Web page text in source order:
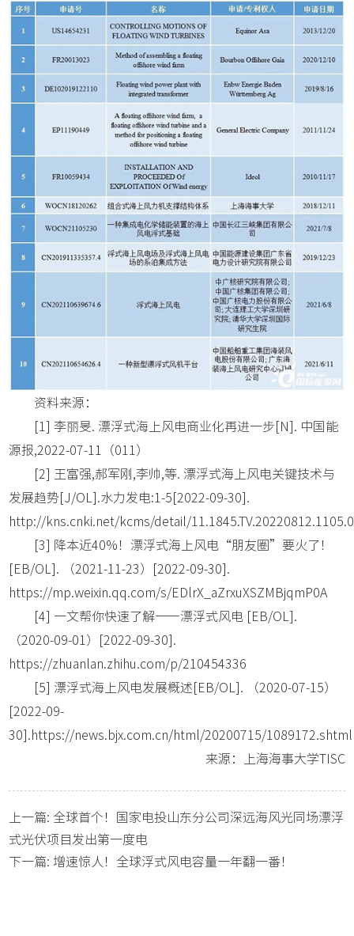
资料来源：
[1] 李丽旻. 漂浮式海上风电商业化再进一步[N]. 中国能
源报,2022-07-11（011）
[2] 王富强,郝军刚,李帅,等. 漂浮式海上风电关键技术与
发展趋势[J/OL].水力发电:1-5[2022-09-30].
http://kns.cnki.net/kcms/detail/
[3] 降本近40%！漂浮式海上风电“朋友圈”要火了！
[EB/OL]. （2021-11-23）[2022-09-30].
https://mp.weixin.qq.com/s/EDlrX_aZrxuXSZMBjqmP0A
[4] 一文帮你快速了解——漂浮式风电 [EB/OL].
（2020-09-01）[2022-09-30].
https://zhuanlan.zhihu.com/p/210454336
[5] 漂浮式海上风电发展概述[EB/OL]. （2020-07-15）
[2022-09-
30].https://news.bjx.com.cn/html/20200715/1089172.shtml
来源：上海海事大学TISC
上一篇: 全球首个！国家电投山东分公司深远海风光同场漂浮
式光伏项目发出第一度电
下一篇: 增速惊人！全球浮式风电容量一年翻一番！